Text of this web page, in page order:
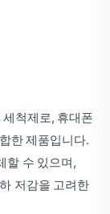
척제로, 휴대폰
한 제품입니다.
할 수 있으며,
저감을 고려한